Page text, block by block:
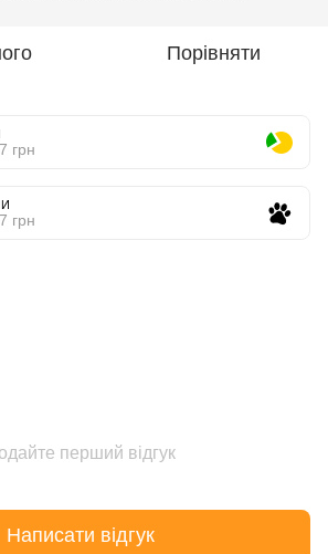
Порівняти
грн
грн
перший відгук
Написати відгук